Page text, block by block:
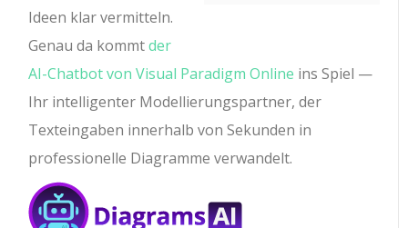
Ideen klar vermitteln.
Genau da kommtder
AI-Chatbot von Visual Paradigm Online ins Spiel —
Ihr intelligenter Modellierungspartner, der
Texteingaben innerhalb von Sekunden in
professionelle Diagramme verwandelt.